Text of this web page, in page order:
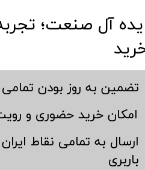
​تضمین به روز بودن
​امکان خرید حضوری و
​ارسال به تمامی نقاط
باربری
آل صنعت؛